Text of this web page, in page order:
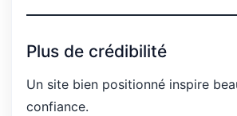
Plus de crédibilité
Un site bien positionné inspire
confiance.